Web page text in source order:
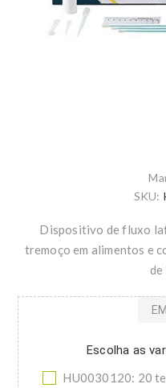
SKU:
Dispositivo de fluxo
tremoço em alimentos e
de
Escolha as
HU0030120: 20